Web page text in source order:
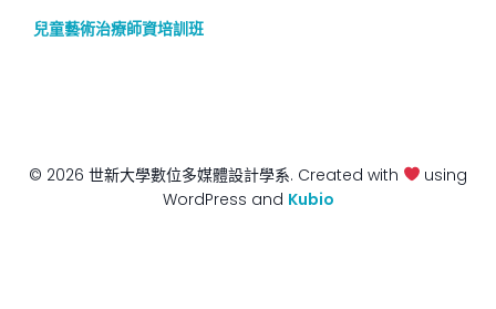
兒童藝術治療師資培訓班
© 2026 世新大學數位多媒體設計學系. Created with
using
WordPress and Kubio